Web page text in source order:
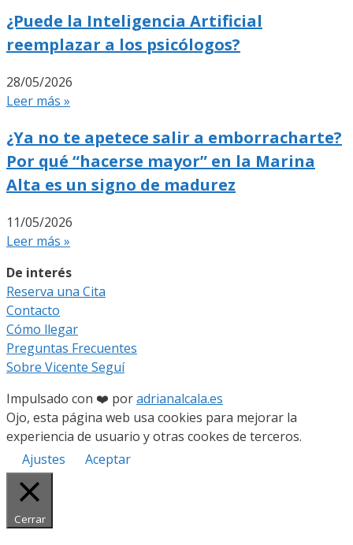
¿Puede la Inteligencia Artificial
reemplazar a los psicólogos?
28/05/2026
Leer más »
¿Ya no te apetece salir a emborracharte?
Por qué “hacerse mayor” en la Marina
Alta es un signo de madurez
11/05/2026
Leer más »
De interés
Reserva una Cita
Contacto
Cómo llegar
Preguntas Frecuentes
Sobre Vicente Seguí
Impulsado con ❤️ poradrianalcala.es
Ojo, esta página web usa cookies para mejorar la
experiencia de usuario y otras cookes de terceros.
Ajustes
Aceptar
Cerrar